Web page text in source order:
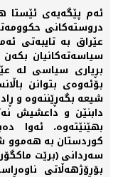
ئەم پێگەیەی ئێستا
دروستەكانی
عێراق بە تایبەتی
سیاسەتەكانیان
بڕیاری سیاسی لە
بۆئەوەی بتوانن
شیعە بگەڕێننەوە و
دابنێن و داعشیش
بهێنێتەوە، ئەوا
كوردستان بە هەموو
سەردانی (برێت
بۆڕۆژهەڵاتی